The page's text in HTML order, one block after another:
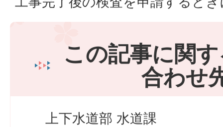
この記事に関
合わせ
上下水道部 水道課